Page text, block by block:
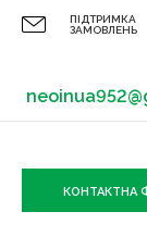
ПІДТРИМКА
ЗАМОВЛЕНЬ
КОНТАКТНА